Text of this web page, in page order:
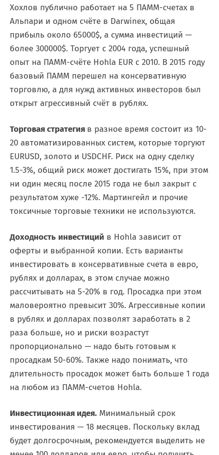
Хохлов публично работает на 5 ПАММ-счетах в
Альпари и одном счёте в Darwinex, общая
прибыль около 65000$, а сумма инвестиций —
более 300000$. Торгует с 2004 года, успешный
опыт на ПАММ-счёте Hohla EUR с 2010. В 2015 году
базовый ПАММ перешел на консервативную
торговлю, а для нужд активных инвесторов был
открыт агрессивный счёт в рублях.
Торговая стратегия в разное время состоит из 10-
20 автоматизированных систем, которые торгуют
EURUSD, золото и USDCHF. Риск на одну сделку
1.5-3%, общий риск может достигать 15%, при этом
ни один месяц после 2015 года не был закрыт с
результатом хуже -12%. Мартингейл и прочие
токсичные торговые техники не используются.
Доходность инвестиций в Hohla зависит от
оферты и выбранной копии. Есть варианты
инвестировать в консервативные счета в евро,
рублях и долларах, в этом случае можно
рассчитывать на 5-20% в год. Просадка при этом
маловероятно превысит 30%. Агрессивные копии
в рублях и долларах позволят заработать в 2
раза больше, но и риски возрастут
пропорционально — надо быть готовым к
просадкам 50-60%. Также надо понимать, что
длительность просадок может быть больше 1 года
на любом из ПАММ-счетов Hohla.
Инвестиционная идея. Минимальный срок
инвестирования — 18 месяцев. Поскольку вклад
будет долгосрочным, рекомендуется выделить не